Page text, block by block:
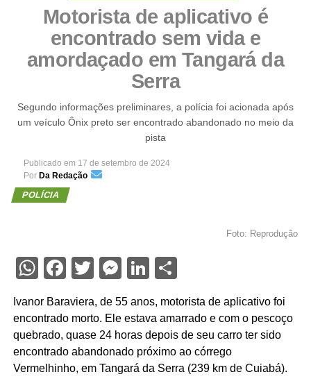
Motorista de aplicativo é
encontrado sem vida e
amordaçado em Tangará da
Serra
Segundo informações preliminares, a polícia foi acionada após
um veículo Ônix preto ser encontrado abandonado no meio da
pista
Publicado em 17 de setembro de 2024
Por Da Redação
POLÍCIA
Foto: Reprodução
WhatsApp
Facebook
Twitter
Messenger
LinkedIn
Share
Ivanor Baraviera, de 55 anos, motorista de aplicativo foi
encontrado morto. Ele estava amarrado e com o pescoço
quebrado, quase 24 horas depois de seu carro ter sido
encontrado abandonado próximo ao córrego
Vermelhinho, em Tangará da Serra (239 km de Cuiabá).